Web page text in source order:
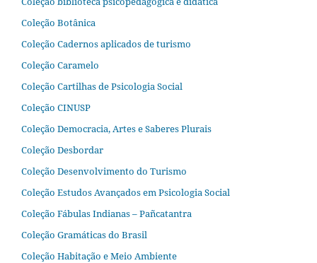
Coleção Botânica
Coleção Cadernos aplicados de turismo
Coleção Caramelo
Coleção Cartilhas de Psicologia Social
Coleção CINUSP
Coleção Democracia, Artes e Saberes Plurais
Coleção Desbordar
Coleção Desenvolvimento do Turismo
Coleção Estudos Avançados em Psicologia Social
Coleção Fábulas Indianas – Pañcatantra
Coleção Gramáticas do Brasil
Coleção Habitação e Meio Ambiente